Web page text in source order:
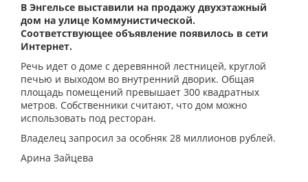
В Энгельсе выставили на продажу двухэтажный
дом на улице Коммунистической.
Соответствующее объявление появилось в сети
Интернет.
Речь идет о доме с деревянной лестницей, круглой
печью и выходом во внутренний дворик. Общая
площадь помещений превышает 300 квадратных
метров. Собственники считают, что дом можно
использовать под ресторан.
Владелец запросил за особняк 28 миллионов рублей.
Арина Зайцева